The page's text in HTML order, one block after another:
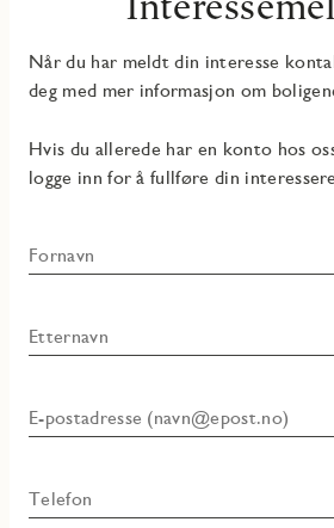
Når du har meldt din interesse
deg med mer informasjon om
Hvis du allerede har en konto hos
logge inn for å fullføre din
Fornavn
Etternavn
E-postadresse (navn@epost.no)
Telefon